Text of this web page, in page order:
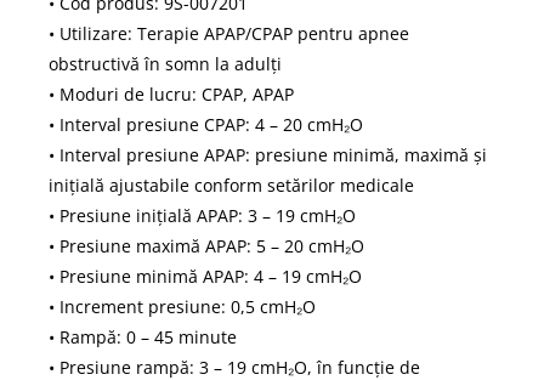
• Utilizare: Terapie APAP/CPAP pentru apnee
obstructivă în somn la adulți
• Moduri de lucru: CPAP, APAP
• Interval presiune CPAP: 4 – 20 cmH₂O
• Interval presiune APAP: presiune minimă, maximă și
inițială ajustabile conform setărilor medicale
• Presiune inițială APAP: 3 – 19 cmH₂O
• Presiune maximă APAP: 5 – 20 cmH₂O
• Presiune minimă APAP: 4 – 19 cmH₂O
• Increment presiune: 0,5 cmH₂O
• Rampă: 0 – 45 minute
• Presiune rampă: 3 – 19 cmH₂O, în funcție de